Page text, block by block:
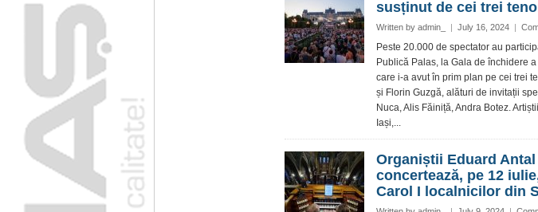
susținut de cei trei
Written by admin_ | July 16, 2024 |
Peste 20.000 de spectator au
Publică Palas, la Gala de închidere
care i-a avut în prim plan pe cei trei
și Florin Guzgă, alături de invitații
Nuca, Alis Făiniță, Andra Botez.
Iași,...
Organiștii Eduard
concertează, pe 12
Carol I localnicilor din